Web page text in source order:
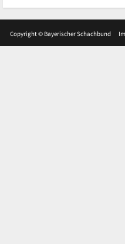
Copyright © Bayerischer Schachbund